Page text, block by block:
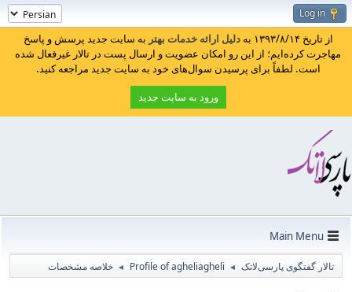
Log in
از تاریخ ۱۳۹۳/۸/۱۴ به دلیل ارائه خدمات بهتر به سایت جدید پرسش و پاسخ
مهاجرت کرده‌ایم؛ از این رو امکان عضویت و ارسال پست در تالار غیرفعال شده
است. لطفاً برای پرسیدن سوال‌های خود به سایت جدید مراجعه کنید.
ورود به سایت جدید
Main Menu
تالار گفتگوی پارسی‌لاتک ◄
Profile of agheliagheli
◄ خلاصه مشخصات